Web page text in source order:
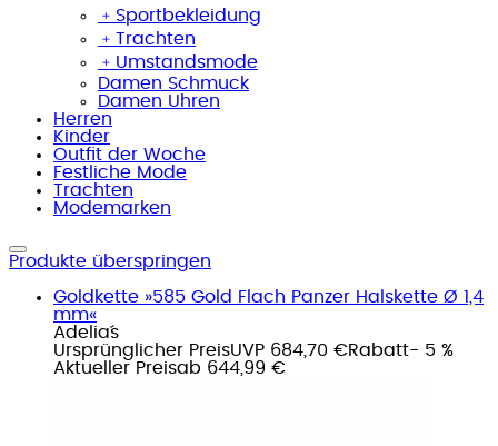
﹢ Sportbekleidung
﹢ Trachten
﹢ Umstandsmode
Damen Schmuck
Damen Uhren
Herren
Kinder
Outfit der Woche
Festliche Mode
Trachten
Modemarken
Produkte überspringen
Goldkette »585 Gold Flach Panzer Halskette Ø 1,4
mm«
Adelia´s
Ursprünglicher PreisUVP 684,70 €Rabatt- 5 %
Aktueller Preisab 644,99 €